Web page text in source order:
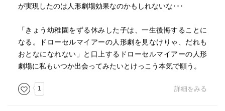
が実現したのは人形劇場効果なのかもしれないな･･･
「きょう幼稚園をずる休みした子は、一生後悔することに
なる。ドローセルマイアーの人形劇を見なけりゃ、だれも
おとなになれない」と口上するドローセルマイアーの人形
劇場に私もいつか出会ってみたいとけっこう本気で願う。
1 詳細をみる